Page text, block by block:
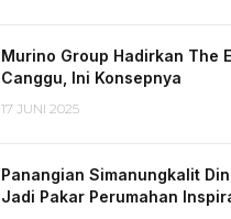
Murino Group Hadirkan The
Canggu, Ini Konsepnya
17 JUNI 2025
Panangian Simanungkalit
Jadi Pakar Perumahan